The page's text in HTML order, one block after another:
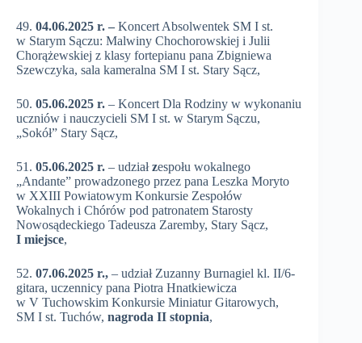
49. 04.06.2025 r. – Koncert Absolwentek SM I st.
w Starym Sączu: Malwiny Chochorowskiej i Julii
Chorążewskiej z klasy fortepianu pana Zbigniewa
Szewczyka, sala kameralna SM I st. Stary Sącz,
50. 05.06.2025 r. – Koncert Dla Rodziny w wykonaniu
uczniów i nauczycieli SM I st. w Starym Sączu,
„Sokół” Stary Sącz,
51. 05.06.2025 r. – udziałzespołu wokalnego
„Andante” prowadzonego przez pana Leszka Moryto
w XXIII Powiatowym Konkursie Zespołów
Wokalnych i Chórów pod patronatem Starosty
Nowosądeckiego Tadeusza Zaremby, Stary Sącz,
I miejsce,
52. 07.06.2025 r., – udział Zuzanny Burnagiel kl. II/6-
gitara, uczennicy pana Piotra Hnatkiewicza
w V Tuchowskim Konkursie Miniatur Gitarowych,
SM I st. Tuchów, nagroda II stopnia,